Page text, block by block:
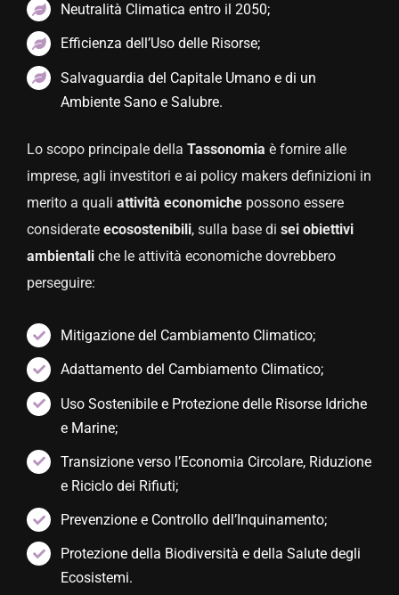
Neutralità Climatica entro il 2050;
Efficienza dell’Uso delle Risorse;
Salvaguardia del Capitale Umano e di un
Ambiente Sano e Salubre.
Lo scopo principale della Tassonomia è fornire alle
imprese, agli investitori e ai policy makers definizioni in
merito a quali attività economichepossono essere
considerate ecosostenibili, sulla base di sei obiettivi
ambientaliche le attività economiche dovrebbero
perseguire:
Mitigazione del Cambiamento Climatico;
Adattamento del Cambiamento Climatico;
Uso Sostenibile e Protezione delle Risorse Idriche
e Marine;
Transizione verso l’Economia Circolare, Riduzione
e Riciclo dei Rifiuti;
Prevenzione e Controllo dell’Inquinamento;
Protezione della Biodiversità e della Salute degli
Ecosistemi.